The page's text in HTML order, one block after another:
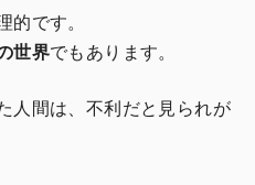
です。
世界でもあります。
人間は、不利だと見られが